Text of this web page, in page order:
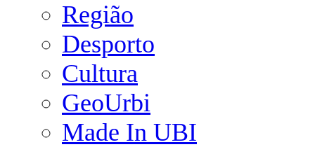
Região
Desporto
Cultura
GeoUrbi
Made In UBI